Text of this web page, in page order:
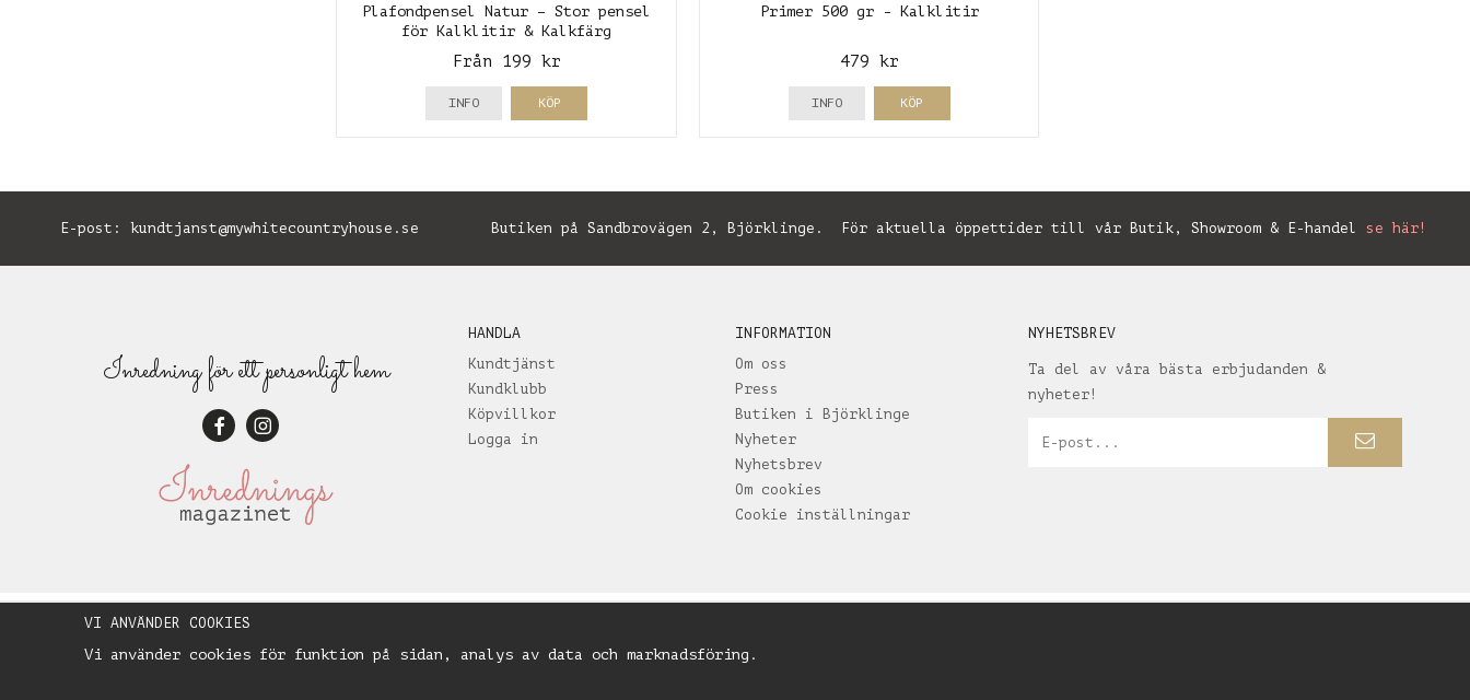
Plafondpensel Natur – Stor pensel
för Kalklitir & Kalkfärg
Från 199 kr
INFO KÖP
Primer 500 gr - Kalklitir
479 kr
INFO KÖP
E-post: kundtjanst@mywhitecountryhouse.se Butiken på Sandbrovägen 2, Björklinge. För aktuella öppettider till vår Butik, Showroom & E-handel se här!
Inredning för ett personligt hem
HANDLA
Kundtjänst
Kundklubb
Köpvillkor
Logga in
INFORMATION
Om oss
Press
Butiken i Björklinge
Nyheter
Nyhetsbrev
Om cookies
Cookie inställningar
NYHETSBREV
Ta del av våra bästa erbjudanden &
nyheter!
VI ANVÄNDER COOKIES
Vi använder cookies för funktion på sidan, analys av data och marknadsföring.